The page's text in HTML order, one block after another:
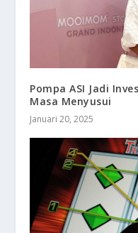
Pompa ASI Jadi
Masa Menyusui
Januari 20, 2025